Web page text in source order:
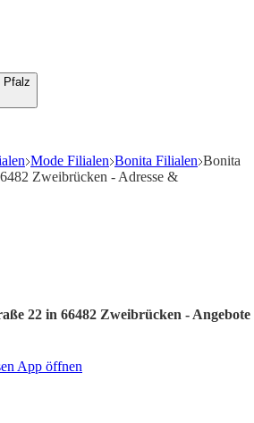
Pfalz
Mode Filialen Bonita Filialen Bonita
Zweibrücken - Adresse &
22 in 66482 Zweibrücken - Angebote
App öffnen